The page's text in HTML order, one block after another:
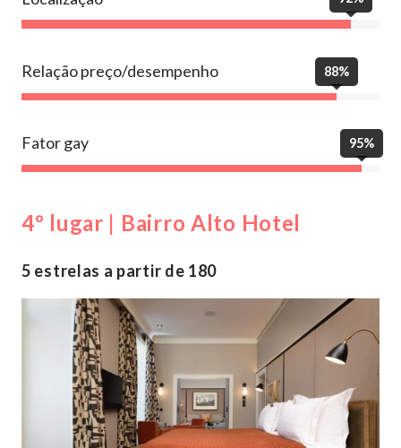
Relação preço/desempenho 88%
Fator gay 95%
4º lugar | Bairro Alto Hotel
5 estrelas a partir de 180